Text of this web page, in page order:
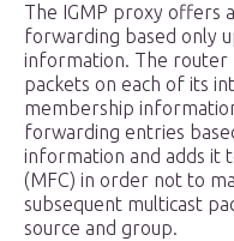
The IGMP proxy offers
forwarding based only
information. The router
packets on each of its
membership
forwarding entries
information and adds it
(MFC) in order not to
subsequent multicast
source and group.